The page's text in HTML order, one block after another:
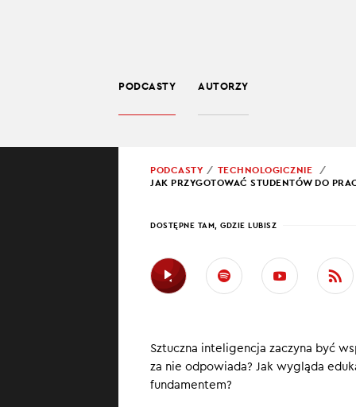
PODCASTY AUTORZY
PROWADZĄCY:
JAK
PODCASTY
TECHNOLOGICZNIE
JAK PRZYGOTOWAĆ STUDENTÓW DO
DOSTĘPNE TAM, GDZIE LUBISZ
Sztuczna inteligencja zaczyna być
za nie odpowiada? Jak wygląda
fundamentem?